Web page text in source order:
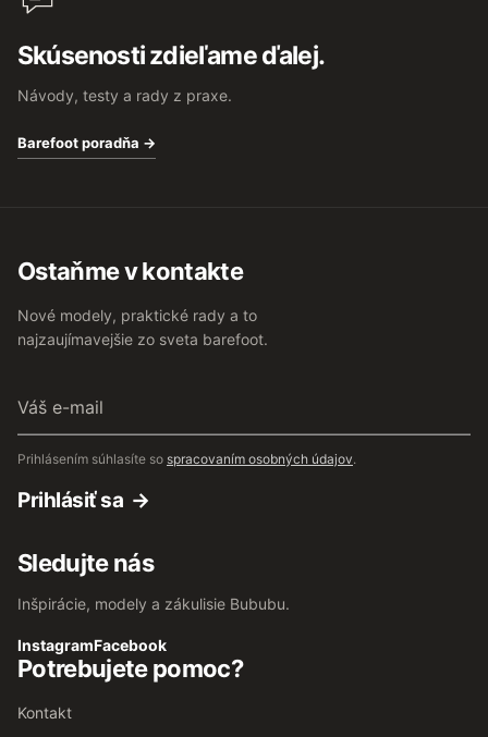
Skúsenosti zdieľame ďalej.
Návody, testy a rady z praxe.
Barefoot poradňa →
Ostaňme v kontakte
Nové modely, praktické rady a to
najzaujímavejšie zo sveta barefoot.
e-
mail
Prihlásením súhlasíte so spracovaním osobných údajov.
Prihlásiť sa
Sledujte nás
Inšpirácie, modely a zákulisie Bububu.
InstagramFacebook
Potrebujete pomoc?
Kontakt